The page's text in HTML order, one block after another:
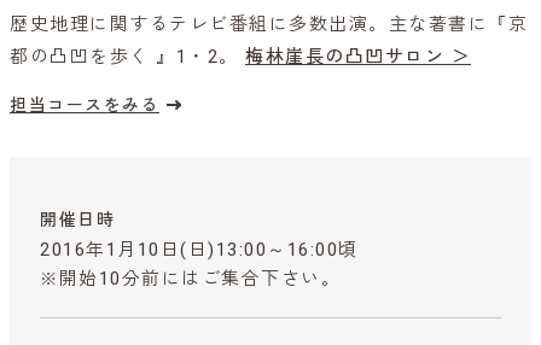
歴史地理に関するテレビ番組に多数出演。主な著書に『京
都の凸凹を歩く 』1・2。 梅林崖長の凸凹サロン ＞
担当コースをみる
開催日時
2016年1月10日(日)13:00～16:00頃
※開始10分前にはご集合下さい。